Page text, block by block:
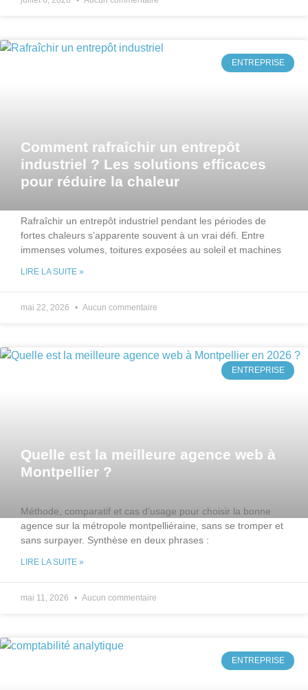
ENTREPRISE
Comment rafraîchir un entrepôt
industriel ? Les solutions efficaces
pour réduire la chaleur
Rafraîchir un entrepôt industriel pendant les périodes de
fortes chaleurs s’apparente souvent à un vrai défi. Entre
immenses volumes, toitures exposées au soleil et machines
LIRE LA SUITE »
mai 22, 2026 Aucun commentaire
ENTREPRISE
Quelle est la meilleure agence web à
Montpellier ?
Méthode, comparatif et cas d’usage pour choisir la bonne
agence sur la métropole montpelliéraine, sans se tromper et
sans surpayer. Synthèse en deux phrases :
LIRE LA SUITE »
mai 11, 2026 Aucun commentaire
ENTREPRISE